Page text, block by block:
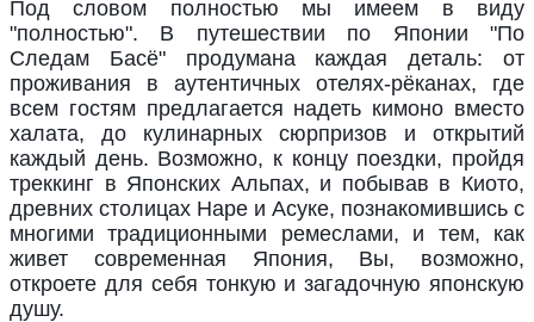
Под словом полностью мы имеем в виду
"полностью". В путешествии по Японии "По
Следам Басё" продумана каждая деталь: от
проживания в аутентичных отелях-рёканах, где
всем гостям предлагается надеть кимоно вместо
халата, до кулинарных сюрпризов и открытий
каждый день. Возможно, к концу поездки, пройдя
треккинг в Японских Альпах, и побывав в Киото,
древних столицах Наре и Асуке, познакомившись с
многими традиционными ремеслами, и тем, как
живет современная Япония, Вы, возможно,
откроете для себя тонкую и загадочную японскую
душу.